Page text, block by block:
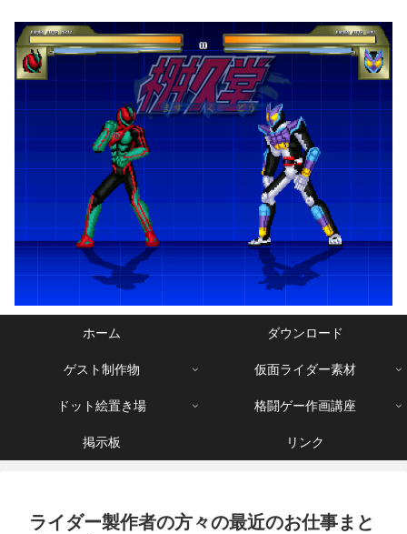
ホーム ダウンロード
ゲスト制作物 仮面ライダー素材
ドット絵置き場 格闘ゲー作画講座
掲示板 リンク
ライダー製作者の方々の最近のお仕事まと